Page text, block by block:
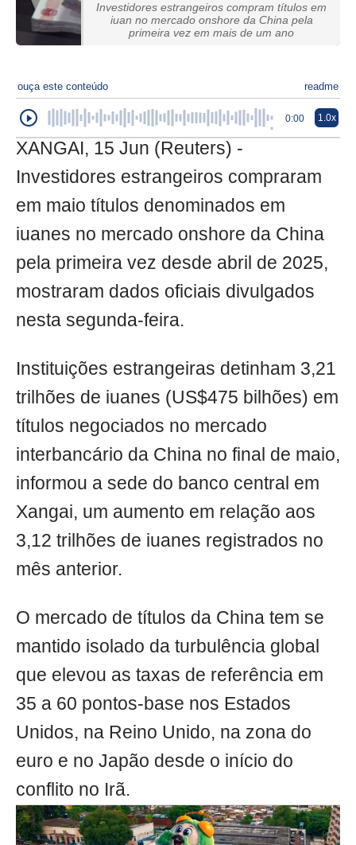
Investidores estrangeiros compram títulos em
iuan no mercado onshore da China pela
primeira vez em mais de um ano
ouça este conteúdo readme
0:00 1.0x
XANGAI, 15 Jun (Reuters) -
Investidores estrangeiros compraram
em maio títulos denominados em
iuanes no mercado onshore da China
pela primeira vez desde abril de 2025,
mostraram dados oficiais divulgados
nesta segunda-feira.
Instituições estrangeiras detinham 3,21
trilhões de iuanes (US$475 bilhões) em
títulos negociados no mercado
interbancário da China no final de maio,
informou a sede do banco central em
Xangai, um aumento em relação aos
3,12 trilhões de iuanes registrados no
mês anterior.
O mercado de títulos da China tem se
mantido isolado da turbulência global
que elevou as taxas de referência em
35 a 60 pontos-base nos Estados
Unidos, na Reino Unido, na zona do
euro e no Japão desde o início do
conflito no Irã.